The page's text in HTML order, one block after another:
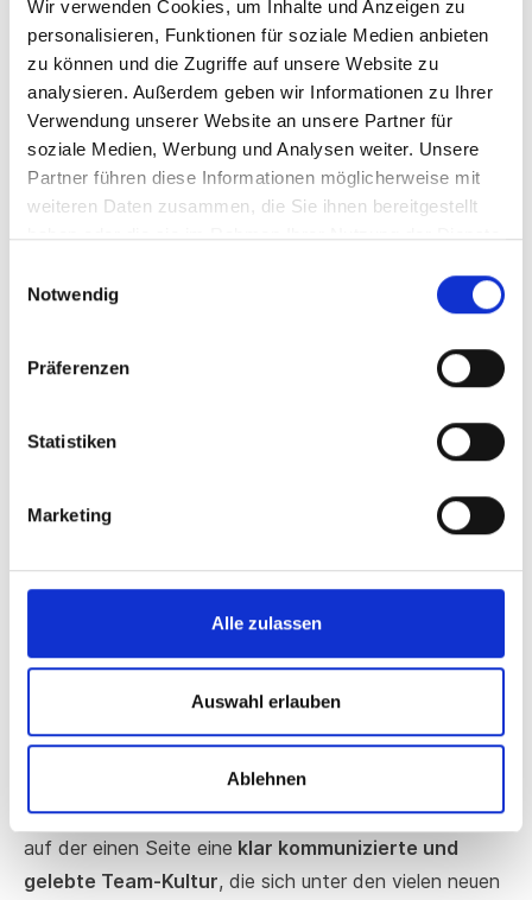
Wir verwenden Cookies, um Inhalte und Anzeigen zu
personalisieren, Funktionen für soziale Medien anbieten
zu können und die Zugriffe auf unsere Website zu
analysieren. Außerdem geben wir Informationen zu Ihrer
Verwendung unserer Website an unsere Partner für
soziale Medien, Werbung und Analysen weiter. Unsere
Partner führen diese Informationen möglicherweise mit
weiteren Daten zusammen, die Sie ihnen bereitgestellt
haben oder die sie im Rahmen Ihrer Nutzung der Dienste
Notwendig
Präferenzen
Statistiken
Marketing
Alle zulassen
Auswahl erlauben
Ablehnen
Das fängt mit simplen internen Prozessen an, die
beispielsweise nur auf Deutsch dokumentiert sind.
Oder das Start-up besetzt Kernpositionen mit
Mitarbeitern, die keine bis wenig interkulturelle
Erfahrungen haben.
Gründer, die keinen finanzstarken Markt vor der Tür
haben, bezeichnen diesen “Nachteil” als “hidden
Geschäftsmodell auf eine internationale
, die in
Rumänien gegründet wurden, mittlerweile jedoch ihren
hohe internationale
Umsätzeeinfahren. Auch hier ist Geschwindigkeit ein
international vom Wettbewerb abzusetzen.
3. Zu späte Einstellung
und eine fehlende
Unternehmenskultur
In der Skalierungsphase kann ein Start-up sehr schnell
von 50 auf 500 MitarbeiterInnen wachen. Damit ein
junges Unternehmen das auch tragen kann, braucht es
auf der einen Seite eine klar kommunizierte und
gelebte Team-Kultur, die sich unter den vielen neuen